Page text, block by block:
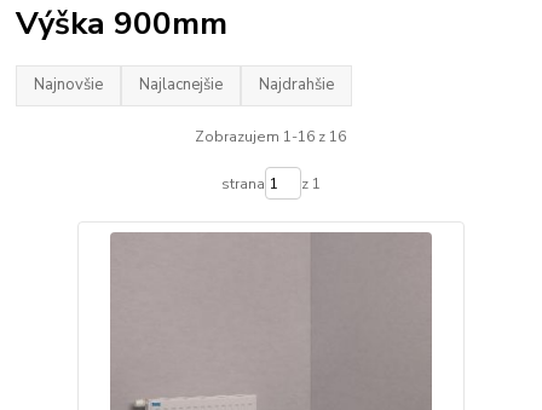
Výška 900mm
Najnovšie Najlacnejšie Najdrahšie
Zobrazujem 1-16 z 16
strana z 1